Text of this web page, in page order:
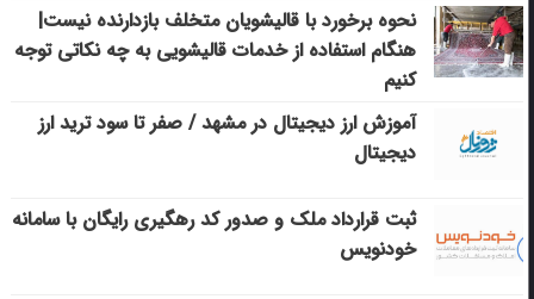
نحوه برخورد با قالیشویان متخلف بازدارنده نیست|
هنگام استفاده از خدمات قالیشویی به چه نکاتی توجه
کنیم
آموزش ارز دیجیتال در مشهد / صفر تا سود ترید ارز
دیجیتال
ثبت قرارداد ملک و صدور کد رهگیری رایگان با سامانه
خودنویس